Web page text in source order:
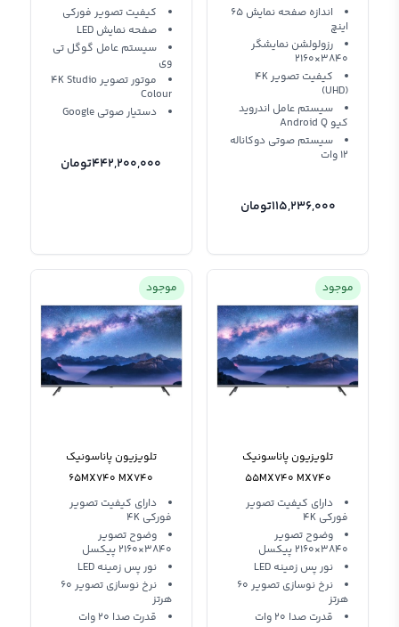
65HX750M
اندازه صفحه نمایش 65
اینچ
رزولولشن نمایشگر
3840×2160
کیفیت تصویر 4K
(UHD)
سیستم عامل اندروید
کیو Android Q
سیستم صوتی دوکاناله
12 وات
115,236,000تومان
کیفیت تصویر فورکی
صفحه نمایش LED
سیستم عامل گوگل تی
وی
موتور تصویر 4K Studio
Colour
دستیار صوتی Google
442,200,000تومان
موجود
تلویزیون پاناسونیک
55MX740 MX740
دارای کیفیت تصویر
فورکی 4K
وضوح تصویر
3840×2160 پیکسل
نور پس زمینه LED
نرخ نوسازی تصویر 60
هرتز
قدرت صدا 20 وات
موجود
تلویزیون پاناسونیک
65MX740 MX740
دارای کیفیت تصویر
فورکی 4K
وضوح تصویر
3840×2160 پیکسل
نور پس زمینه LED
نرخ نوسازی تصویر 60
هرتز
قدرت صدا 20 وات